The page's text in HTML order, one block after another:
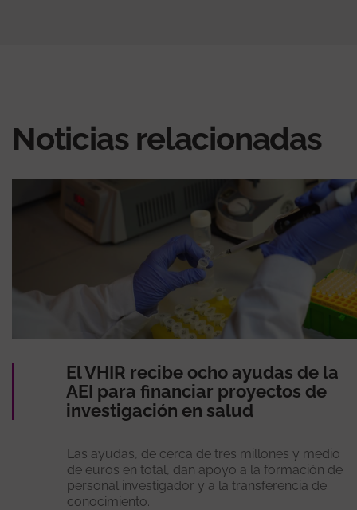
Noticias relacionadas
El VHIR recibe ocho ayudas de la
AEI para financiar proyectos de
investigación en salud
Las ayudas, de cerca de tres millones y medio
de euros en total, dan apoyo a la formación de
personal investigador y a la transferencia de
conocimiento.